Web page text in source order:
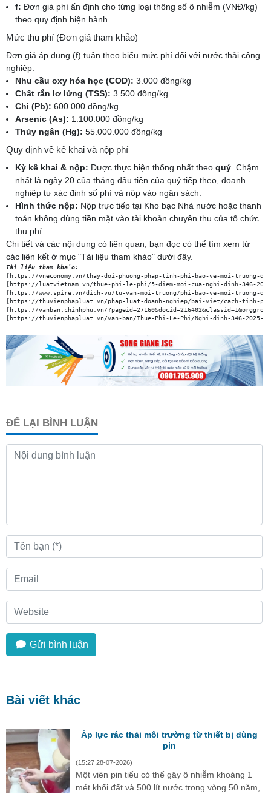
f: Đơn giá phí ấn định cho từng loại thông số ô nhiễm (VNĐ/kg)
theo quy định hiện hành.
Mức thu phí (Đơn giá tham khảo)
Đơn giá áp dụng (f) tuân theo biểu mức phí đối với nước thải công
nghiệp:
Nhu cầu oxy hóa học (COD): 3.000 đồng/kg
Chất rắn lơ lửng (TSS): 3.500 đồng/kg
Chì (Pb): 600.000 đồng/kg
Arsenic (As): 1.100.000 đồng/kg
Thủy ngân (Hg): 55.000.000 đồng/kg
Quy định về kê khai và nộp phí
Kỳ kê khai & nộp: Được thực hiện thống nhất theo quý . Chậm
nhất là ngày 20 của tháng đầu tiên của quý tiếp theo, doanh
nghiệp tự xác định số phí và nộp vào ngân sách.
Hình thức nộp: Nộp trực tiếp tại Kho bạc Nhà nước hoặc thanh
toán không dùng tiền mặt vào tài khoản chuyên thu của tổ chức
thu phí.
Chi tiết và các nội dung có liên quan, bạn đọc có thể tìm xem từ
các liên kết ở mục "Tài liệu tham khảo" dưới đây.
Tài liệu tham khảo:
[https://vneconomy.vn/thay-doi-phuong-phap-tinh-phi-bao-ve-moi-truong-
[https://luatvietnam.vn/thue-phi-le-phi/5-diem-moi-cua-nghi-dinh-346-
[https://www.spire.vn/dich-vu/tu-van-moi-truong/phi-bao-ve-moi-truong-
[https://thuvienphapluat.vn/phap-luat-doanh-nghiep/bai-viet/cach-tinh-
[https://vanban.chinhphu.vn/
[https://thuvienphapluat.vn/van-ban/Thue-Phi-Le-Phi/Nghi-dinh-346-2025-
ĐỂ LẠI BÌNH LUẬN
Gửi bình luận
Bài viết khác
Áp lực rác thải môi trường từ thiết bị dùng
pin
(15:27 28-07-2026)
Một viên pin tiểu có thể gây ô nhiễm khoảng 1
mét khối đất và 500 lít nước trong vòng 50 năm,